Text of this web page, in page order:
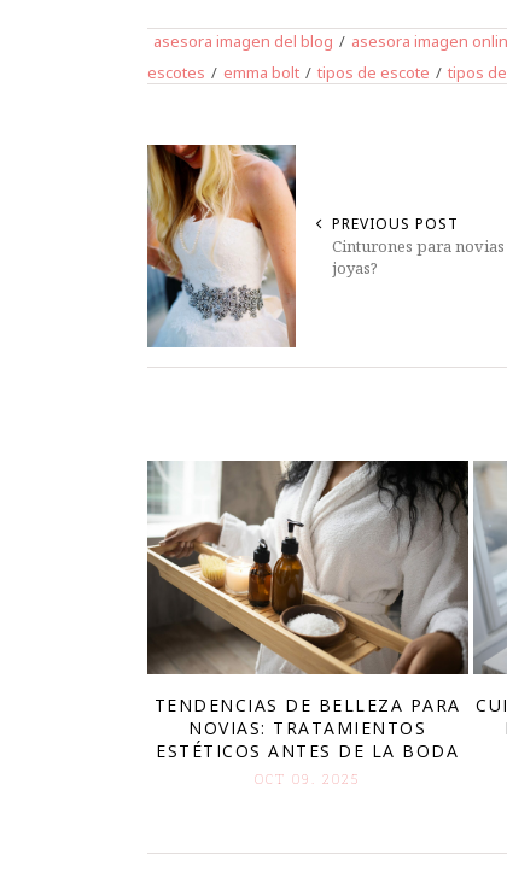
asesora imagen del blog / asesora imagen
escotes / emma bolt / tipos de escote / tipos
PREVIOUS POST
Cinturones para
joyas?
TENDENCIAS DE BELLEZA PARA
NOVIAS: TRATAMIENTOS
ESTÉTICOS ANTES DE LA BODA
OCT 09. 2025